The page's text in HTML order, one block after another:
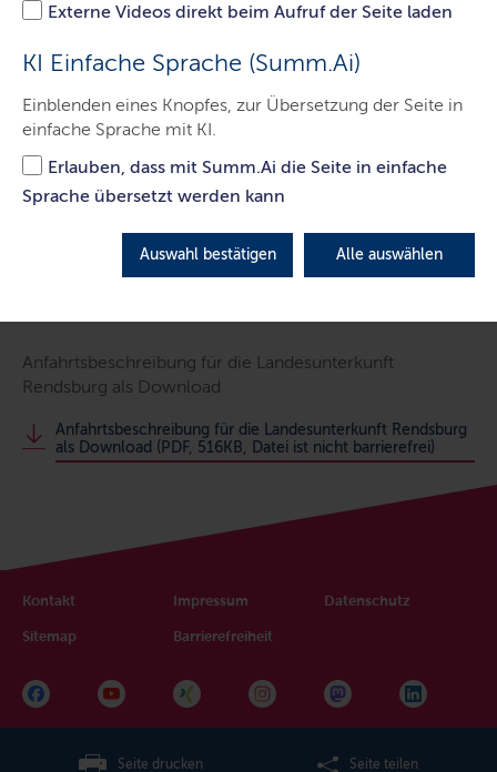
Externe Videos direkt beim Aufruf der Seite laden
KI Einfache Sprache (Summ.Ai)
Einblenden eines Knopfes, zur Übersetzung der Seite in
einfache Sprache mit KI.
Erlauben, dass mit Summ.Ai die Seite in einfache
Sprache übersetzt werden kann
Auswahl bestätigen Alle auswählen
Anfahrtsbeschreibung für die
Landesunterkunft Rendsburg als
Download
LETZTE AKTUALISIERUNG: 16.08.2022
Anfahrtsbeschreibung für die Landesunterkunft
Rendsburg als Download
Anfahrtsbeschreibung für die Landesunterkunft Rendsburg
als Download (PDF, 516KB, Datei ist nicht barrierefrei)
Kontakt Impressum Datenschutz
Sitemap Barrierefreiheit
Seite drucken Seite teilen